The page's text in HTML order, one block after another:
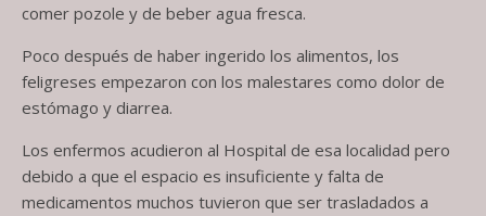
comer pozole y de beber agua fresca.
Poco después de haber ingerido los alimentos, los
feligreses empezaron con los malestares como dolor de
estómago y diarrea.
Los enfermos acudieron al Hospital de esa localidad pero
debido a que el espacio es insuficiente y falta de
medicamentos muchos tuvieron que ser trasladados a